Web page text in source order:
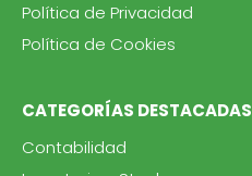
Política de Privacidad
Política de Cookies
CATEGORÍAS DESTACADAS
Contabilidad